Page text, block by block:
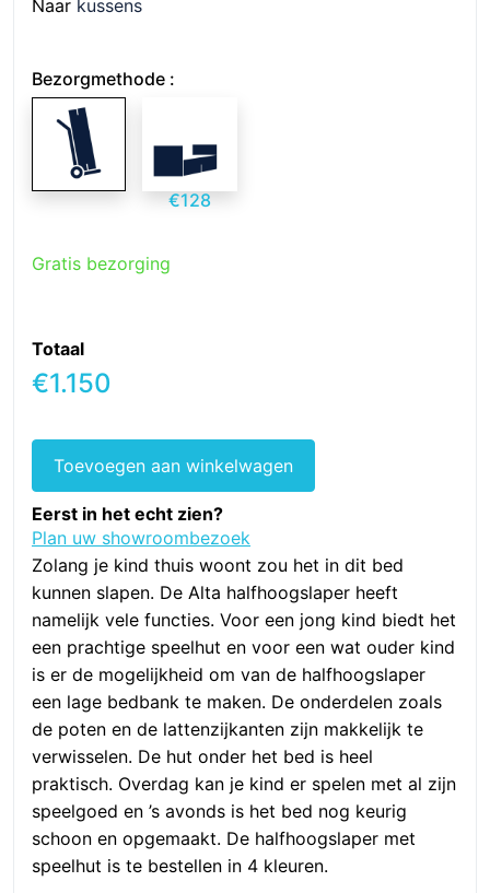
Naar kussens
Bezorgmethode :
€128
Gratis bezorging
Totaal
€1.150
Halfhoogslaper
met
hut,
4
delig,
deelbare
tussenregels
-
Snow
White
-
Loofhout
aantal
Toevoegen aan winkelwagen
Eerst in het echt zien?
Plan uw showroombezoek
Zolang je kind thuis woont zou het in dit bed
kunnen slapen. De Alta halfhoogslaper heeft
namelijk vele functies. Voor een jong kind biedt het
een prachtige speelhut en voor een wat ouder kind
is er de mogelijkheid om van de halfhoogslaper
een lage bedbank te maken. De onderdelen zoals
de poten en de lattenzijkanten zijn makkelijk te
verwisselen. De hut onder het bed is heel
praktisch. Overdag kan je kind er spelen met al zijn
speelgoed en ’s avonds is het bed nog keurig
schoon en opgemaakt. De halfhoogslaper met
speelhut is te bestellen in 4 kleuren.